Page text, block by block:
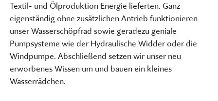
Textil- und Ölproduktion Energie lieferten. Ganz
eigenständig ohne zusätzlichen Antrieb funktionieren
unser Wasserschöpfrad sowie geradezu geniale
Pumpsysteme wie der Hydraulische Widder oder die
Windpumpe. Abschließend setzen wir unser neu
erworbenes Wissen um und bauen ein kleines
Wasserrädchen.